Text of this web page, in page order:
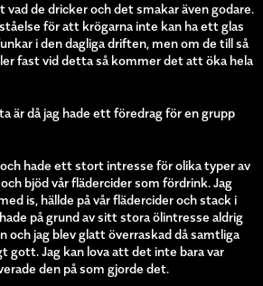
de dricker och det smakar även godare.
för att krögarna inte kan ha ett glas
i den dagliga driften, men om de till så
fast vid detta så kommer det att öka hela
är då jag hade ett föredrag för en grupp
hade ett stort intresse för olika typer av
bjöd vår flädercider som fördrink. Jag
is, hällde på vår flädercider och stack i
på grund av sitt stora ölintresse aldrig
och jag blev glatt överraskad då samtliga
gott. Jag kan lova att det inte bara var
den på som gjorde det.